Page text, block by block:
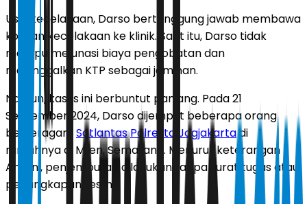
Usai kecelakaan, Darso bertanggung jawab membawa
korban kecelakaan ke klinik. Saat itu, Darso tidak
mampu melunasi biaya pengobatan dan
meninggalkan KTP sebagai jaminan.
Namun, kasus ini berbuntut panjang. Pada 21
September 2024, Darso dijemput beberapa orang
berseragam Satlantas Polresta Jogjakartadi
rumahnya di Mijen, Semarang. Menurut keterangan
Antoni, penjemputan dilakukan tanpa surat tugas atau
penangkapan resmi.